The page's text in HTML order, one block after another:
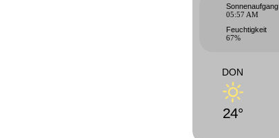
Sonnenaufgang
05:57 AM
Feuchtigkeit
67%
DON
24°